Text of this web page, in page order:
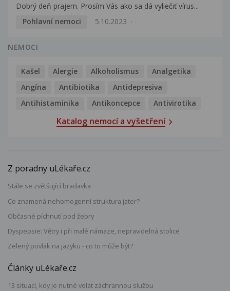
Dobrý deň prajem. Prosím Vás ako sa dá vyliečiť vírus...
Pohlavní nemoci
5.10.2023
NEMOCI
Kašel Alergie Alkoholismus
Analgetika
Angína
Antibiotika
Antidepresiva
Antihistaminika
Antikoncepce Antivirotika
Katalog nemocí a vyšetření
Z poradny uLékaře.cz
Stále se zvětšující bradavka
Co znamená nehomogenní struktura jater?
Občasné píchnutí pod žebry
Dyspepsie: Větry i při malé námaze, nepravidelná stolice
Zelený povlak na jazyku - co to může být?
Články uLékaře.cz
13 situací, kdy je nutné volat záchrannou službu